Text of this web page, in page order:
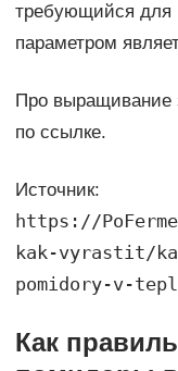
требующийся для
параметром
Про выращивание
по ссылке.
Источник:
https://
kak-vyrastit/
pomidory-v-
Как